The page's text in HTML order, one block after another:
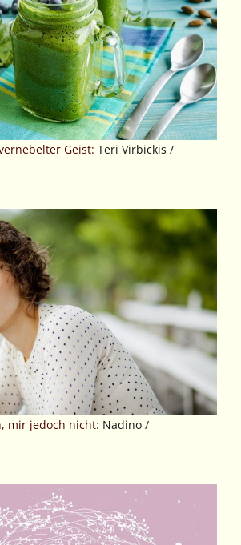
Geist: Teri Virbickis /
mir jedoch nicht: Nadino /